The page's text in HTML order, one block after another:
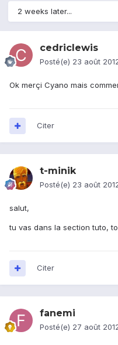
2 weeks later...
cedriclewis
Posté(e) 23 août
Ok merçi Cyano mais
Citer
t-minik
Posté(e) 23 août
salut,
tu vas dans la section tuto,
Citer
fanemi
Posté(e) 27 août